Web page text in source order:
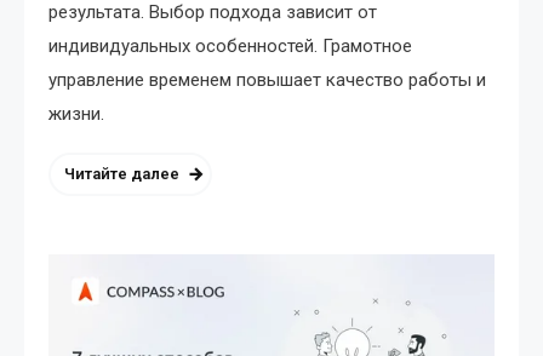
результата. Выбор подхода зависит от
индивидуальных особенностей. Грамотное
управление временем повышает качество работы и
жизни.
Читайте далее